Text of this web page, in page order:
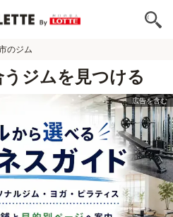
のジム
ジムを見つける